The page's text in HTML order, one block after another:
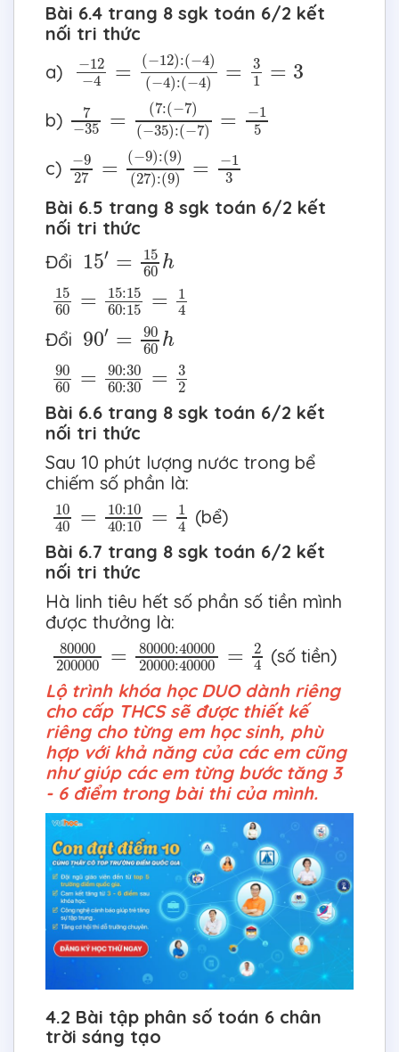
Bài 6.4 trang 8 sgk toán 6/2 kết
nối tri thức
a)
−12
−4 = (−12):(−4)
(−4):(−4) =
3
1
= 3
12− 12 ):(−4 −4 4)
b)
7
−35 = (7:(−7)
(−35):(−7) = −1
5
− 7)(− 35 5
c) −9
27
= (−9):(9)
(27):(9) = −1
3
927 −9 :(9)(27 =−
Bài 6.5 trang 8 sgk toán 6/2 kết
nối tri thức
Đổi 15′ =
15
60 h
15′= 60h
15
60
= 15:15
60:15 =
1
4
1560 15:1560 1
Đổi 90′ =
90
60 h
90′= 60h
90
60
= 90:30
60:30 =
3
2
90 90:3060 30=
Bài 6.6 trang 8 sgk toán 6/2 kết
nối tri thức
Sau 10 phút lượng nước trong bể
chiếm số phần là:
10
40
= 10:10
40:10 =
1
4
1040 10:1040 1
(bể)
Bài 6.7 trang 8 sgk toán 6/2 kết
nối tri thức
Hà linh tiêu hết số phần số tiền mình
được thưởng là:
80000
200000
= 80000:40000
20000:40000 =
2
4
80000 200000=80000 40000 20000 :
(số tiền)
Lộ trình khóa học DUO dành riêng
cho cấp THCS sẽ được thiết kế
riêng cho từng em học sinh, phù
hợp với khả năng của các em cũng
như giúp các em từng bước tăng 3
- 6 điểm trong bài thi của mình.
4.2 Bài tập phân số toán 6 chân
trời sáng tạo